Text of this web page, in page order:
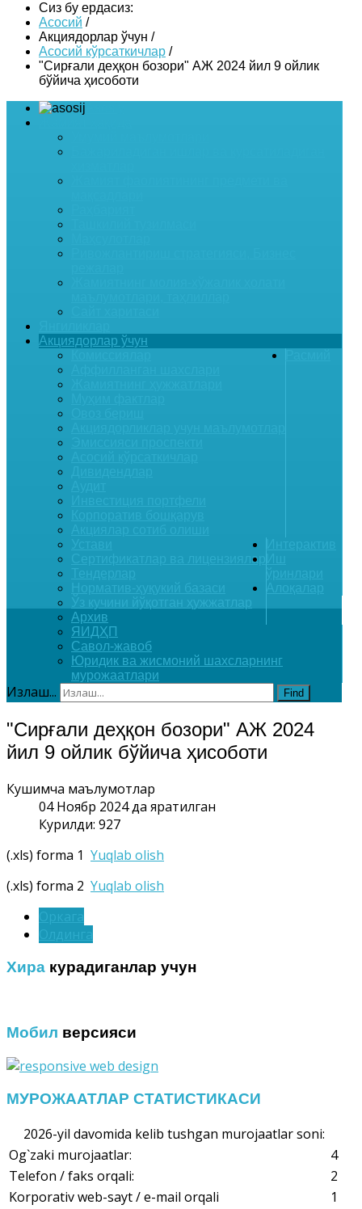
Сиз бу ердасиз:
Асосий /
Акциядорлар ўчун /
Асосий кўрсаткичлар /
"Сирғали деҳқон бозори" АЖ 2024 йил 9 ойлик
бўйича ҳисоботи
Акциядорлар ўчун
Сертификатлар ва лицензиялар
Архив
ЯИДҲП
Савол-жавоб
Юридик ва жисмоний шахсларнинг
мурожаатлари
Излаш... Find
"Сирғали деҳқон бозори" АЖ 2024
йил 9 ойлик бўйича ҳисоботи
Кушимча маълумотлар
04 Ноябр 2024 да яратилган
Курилди: 927
(.xls) forma 1 Yuqlab olish
(.xls) forma 2 Yuqlab olish
Хира курадиганлар учун
Мобил версияси
МУРОЖААТЛАР СТАТИСТИКАСИ
2026-yil davomida kelib tushgan murojaatlar soni:
Og`zaki murojaatlar:
4
Telefon / faks orqali:
2
Korporativ web-sayt / e-mail orqali
1